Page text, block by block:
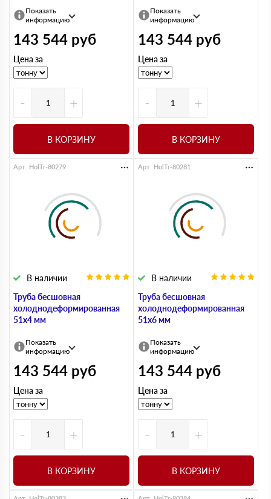
Показать
информацию
143 544 руб
Цена за
- +
В КОРЗИНУ
Показать
информацию
143 544 руб
Цена за
- +
В КОРЗИНУ
Труба бесшовная
холоднодеформированная
51х4 мм
В наличии
Арт. HolTr-80279
Показать
информацию
143 544 руб
Цена за
- +
В КОРЗИНУ
Труба бесшовная
холоднодеформированная
51х6 мм
В наличии
Арт. HolTr-80281
Показать
информацию
143 544 руб
Цена за
- +
В КОРЗИНУ